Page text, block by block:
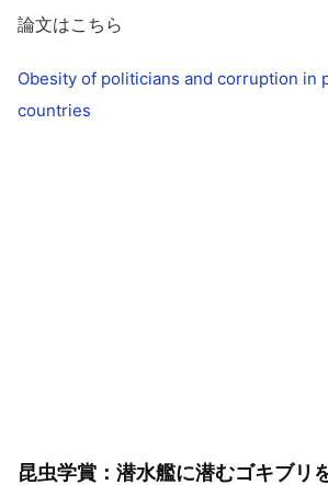
論文はこちら
Obesity of politicians and corruption in
countries
昆虫学賞：潜水艦に潜むゴキブリ